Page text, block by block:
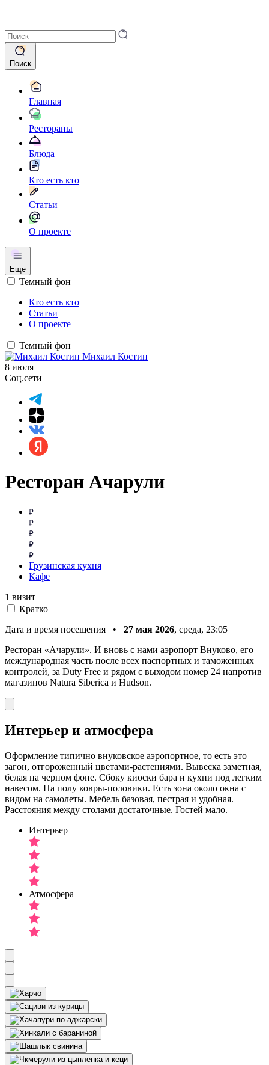
Поиск
Главная
Рестораны
Блюда
Кто есть кто
Статьи
О проекте
Еще
Темный фон
Кто есть кто
Статьи
О проекте
Темный фон
Михаил Костин
8 июля
Соц.сети
Ресторан Ачарули
Грузинская кухня
Кафе
1 визит
Кратко
Дата и время посещения • 27 мая 2026, среда, 23:05
Ресторан «Ачарули». И вновь с нами аэропорт Внуково, его
международная часть после всех паспортных и таможенных
контролей, за Duty Free и рядом с выходом номер 24 напротив
магазинов Natura Siberica и Hudson.
Интерьер и атмосфера
Оформление типично внуковское аэропортное, то есть это
загон, отгороженный цветами-растениями. Вывеска заметная,
белая на черном фоне. Сбоку киоски бара и кухни под легким
навесом. На полу ковры-половики. Есть зона около окна с
видом на самолеты. Мебель базовая, пестрая и удобная.
Расстояния между столами достаточные. Гостей мало.
Интерьер
Атмосфера